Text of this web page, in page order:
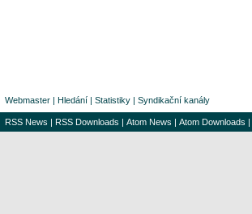
Webmaster | Hledání | Statistiky | Syndikační kanály
RSS News | RSS Downloads | Atom News | Atom Downloads |